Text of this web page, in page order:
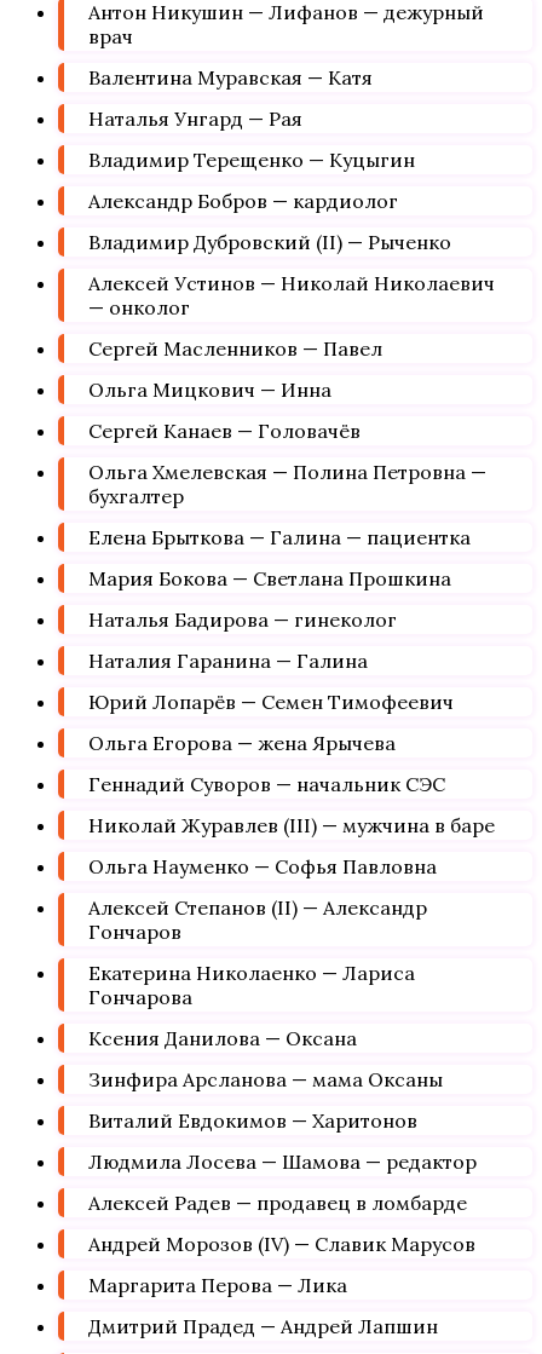
Антон Никушин — Лифанов — дежурный
врач
Валентина Муравская — Катя
Наталья Унгард — Рая
Владимир Терещенко — Куцыгин
Александр Бобров — кардиолог
Владимир Дубровский (II) — Рыченко
Алексей Устинов — Николай Николаевич
— онколог
Сергей Масленников — Павел
Ольга Мицкович — Инна
Сергей Канаев — Головачёв
Ольга Хмелевская — Полина Петровна —
бухгалтер
Елена Брыткова — Галина — пациентка
Мария Бокова — Светлана Прошкина
Наталья Бадирова — гинеколог
Наталия Гаранина — Галина
Юрий Лопарёв — Семен Тимофеевич
Ольга Егорова — жена Ярычева
Геннадий Суворов — начальник СЭС
Николай Журавлев (III) — мужчина в баре
Ольга Науменко — Софья Павловна
Алексей Степанов (II) — Александр
Гончаров
Екатерина Николаенко — Лариса
Гончарова
Ксения Данилова — Оксана
Зинфира Арсланова — мама Оксаны
Виталий Евдокимов — Харитонов
Людмила Лосева — Шамова — редактор
Алексей Радев — продавец в ломбарде
Андрей Морозов (IV) — Славик Марусов
Маргарита Перова — Лика
Дмитрий Прадед — Андрей Лапшин